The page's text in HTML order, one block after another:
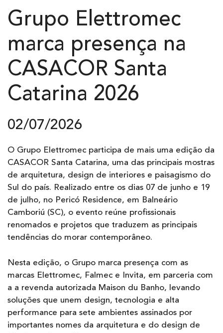
Grupo Elettromec
marca presença na
CASACOR Santa
Catarina 2026
02/07/2026
O Grupo Elettromec participa de mais uma edição da
CASACOR Santa Catarina, uma das principais mostras
de arquitetura, design de interiores e paisagismo do
Sul do país. Realizado entre os dias 07 de junho e 19
de julho, no Pericó Residence, em Balneário
Camboriú (SC), o evento reúne profissionais
renomados e projetos que traduzem as principais
tendências do morar contemporâneo.
Nesta edição, o Grupo marca presença com as
marcas Elettromec, Falmec e Invita, em parceria com
a a revenda autorizada Maison du Banho, levando
soluções que unem design, tecnologia e alta
performance para sete ambientes assinados por
importantes nomes da arquitetura e do design de